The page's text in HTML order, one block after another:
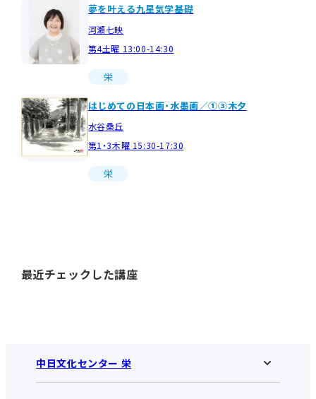
夢を叶える九星気学基礎
河瀬七映
第4土曜 13:00-14:30
栄
はじめての日本画・水墨画／①③木夕
水谷桑丘
第1・3木曜 15:30-17:30
栄
最近チェックした講座
中日文化センター 栄